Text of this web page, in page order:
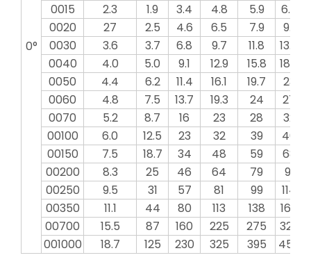
0°
0015
2.3 1.9 3.4 4.8 5.9 6.8
0020
27 2.5 4.6 6.5 7.9 9.1
0030
3.6 3.7 6.8 9.7 11.8 13.7
0040
4.0 5.0 9.1 12.9 15.8 18.2
0050
4.4 6.2 11.4 16.1 19.7 23
0060
4.8 7.5 13.7 19.3 24
27
0070
5.2 8.7 16 23 28 32
00100
6.0 12.5 23 32 39
46
00150
7.5 18.7 34 48 59 68
00200
8.3 25 46 64 79 91
00250
9.5 31 57 81 99 114
00350
11.1 44 80 113 138 160
00700
15.5 87 160 225 275 320
001000
18.7 125 230 325 395 455